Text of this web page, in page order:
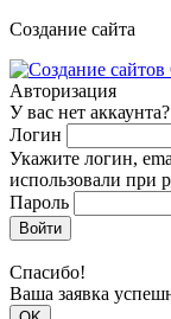
Создание сайта
Авторизация
У вас нет аккаунта?
Логин
Укажите логин,
использовали при
Пароль
Войти
Спасибо!
Ваша заявка